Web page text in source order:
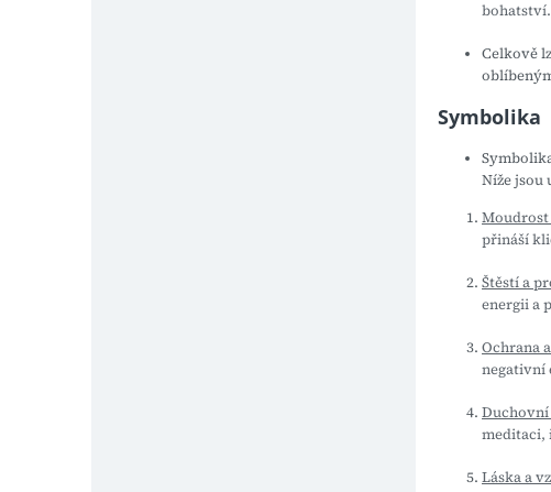
Celkově
Symbolika
Níže jsou
přináší
Štěstí a
energii a
Ochrana
negativní
meditaci,
Láska a